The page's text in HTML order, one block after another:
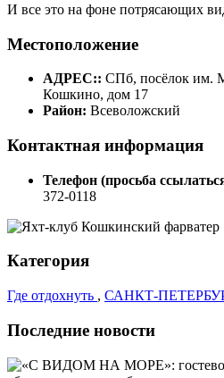
И все это на фоне потрясающих
Местоположение
АДРЕС:: СПб, посёлок им.
Кошкино, дом 17
Район: Всеволожский
Контактная информация
Телефон (просьба
372-0118
Категория
Где отдохнуть , САНКТ-
Последние новости